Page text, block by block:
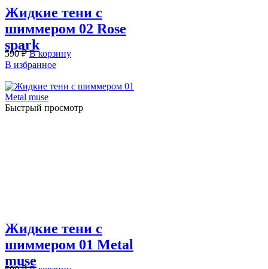
Жидкие тени с
шиммером 02 Rose
spark
590₽ В корзину
В избранное
Быстрый просмотр
Жидкие тени с
шиммером 01 Metal
muse